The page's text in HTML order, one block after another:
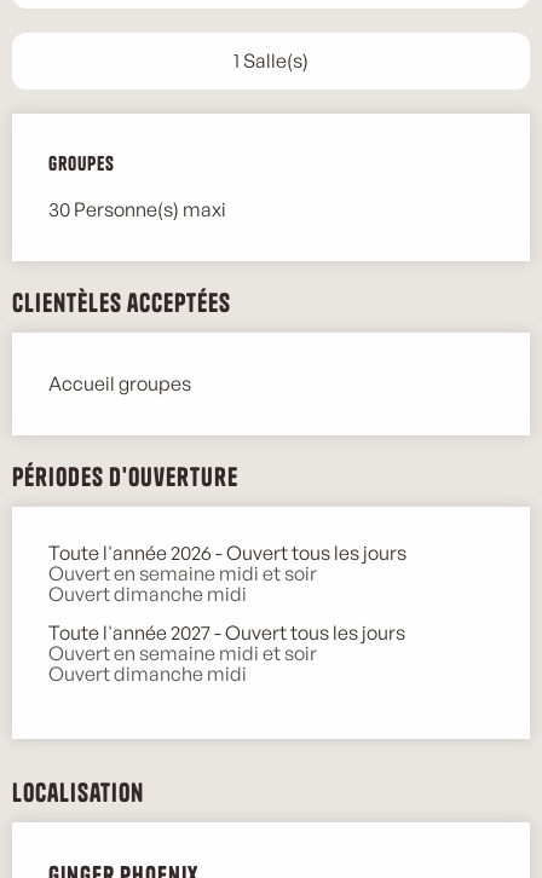
1 Salle(s)
Groupes
Groupes
30 Personne(s) maxi
Clientèles acceptées
Accueil groupes
Périodes d'ouverture
Toute l'année 2026 - Ouvert tous les jours
Ouvert en semaine midi et soir
Ouvert dimanche midi
Toute l'année 2027 - Ouvert tous les jours
Ouvert en semaine midi et soir
Ouvert dimanche midi
Localisation